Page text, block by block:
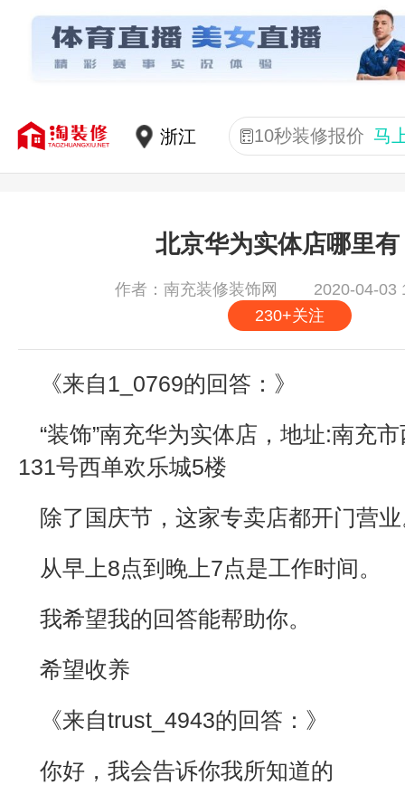
10秒装修报价 马
北京华为实体店哪里有
作者：南充装修装饰网
2020-04-03
230+关注
《来自1_0769的回答：》
“装饰”南充华为实体店，地址:南充
131号西单欢乐城5楼
除了国庆节，这家专卖店都开门营
从早上8点到晚上7点是工作时间。
我希望我的回答能帮助你。
希望收养
《来自trust_4943的回答：》
你好，我会告诉你我所知道的